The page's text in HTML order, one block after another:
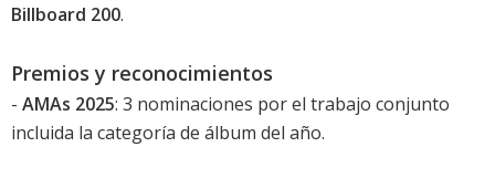
Billboard 200.
Premios y reconocimientos
- AMAs 2025: 3 nominaciones por el trabajo conjunto
incluida la categoría de álbum del año.